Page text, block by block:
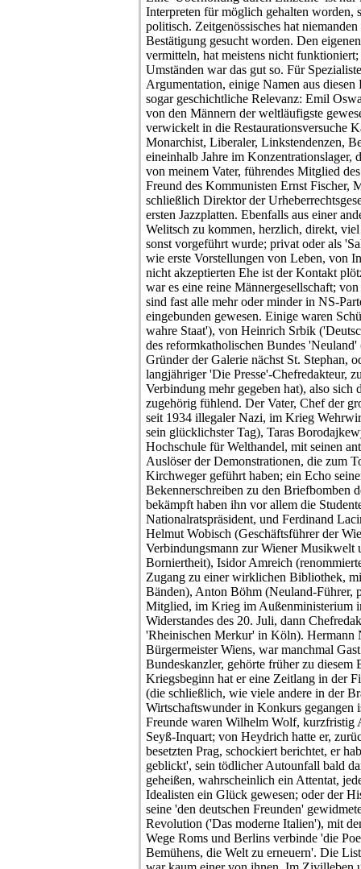
Interpreten für möglich gehalten worden,
politisch. Zeitgenössisches hat
Bestätigung gesucht worden. Den
vermitteln, hat meistens nicht funktioniert;
Umständen war das gut so. Für
Argumentation, einige Namen aus
sogar geschichtliche Relevanz: Emil
von den Männern der weltläufigste
verwickelt in die Restaurationsversuche
Monarchist, Liberaler, Linkstendenzen,
eineinhalb Jahre im Konzentrationslager,
von meinem Vater, führendes Mitglied
Freund des Kommunisten Ernst Fischer,
schließlich Direktor der
ersten Jazzplatten. Ebenfalls aus einer
Welitsch zu kommen, herzlich, direkt,
sonst vorgeführt wurde; privat oder als
wie erste Vorstellungen von Leben, von
nicht akzeptierten Ehe ist der Kontakt
war es eine reine Männergesellschaft;
sind fast alle mehr oder minder in NS-
eingebunden gewesen. Einige waren
wahre Staat'), von Heinrich Srbik
des reformkatholischen Bundes
Gründer der Galerie nächst St. Stephan,
langjähriger 'Die Presse'-Chefredakteur,
Verbindung mehr gegeben hat), also sich
zugehörig fühlend. Der Vater, Chef der
seit 1934 illegaler Nazi, im Krieg
sein glücklichster Tag), Taras
Hochschule für Welthandel, mit seinen
Auslöser der Demonstrationen, die zum
Kirchweger geführt haben; ein Echo
Bekennerschreiben zu den Briefbomben
bekämpft haben ihn vor allem die
Nationalratspräsident, und Ferdinand
Helmut Wobisch (Geschäftsführer der
Verbindungsmann zur Wiener Musikwelt
Borniertheit), Isidor Amreich
Zugang zu einer wirklichen Bibliothek,
Bänden), Anton Böhm (Neuland-Führer,
Mitglied, im Krieg im Außenministerium
Widerstandes des 20. Juli, dann
'Rheinischen Merkur' in Köln). Hermann
Bürgermeister Wiens, war manchmal
Bundeskanzler, gehörte früher zu diesem
Kriegsbeginn hat er eine Zeitlang in der
(die schließlich, wie viele andere in der
Wirtschaftswunder in Konkurs gegangen
Freunde waren Wilhelm Wolf, kurzfristig
Seyß-Inquart; von Heydrich hatte er,
besetzten Prag, schockiert berichtet, er
geblickt', sein tödlicher Autounfall bald
geheißen, wahrscheinlich ein Attentat,
Idealisten ein Glück gewesen; oder der
seine 'den deutschen Freunden'
Revolution ('Das moderne Italien'), mit
Wege Roms und Berlins verbinde 'die
Bemühens, die Welt zu erneuern'. Die